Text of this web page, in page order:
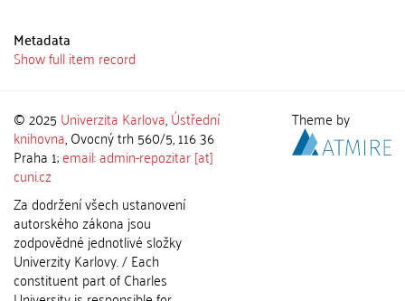
Metadata
Show full item record
© 2025 Univerzita Karlova,Ústřední
knihovna, Ovocný trh 560/5, 116 36
Praha 1;email: admin-repozitar [at]
cuni.cz
Za dodržení všech ustanovení
autorského zákona jsou
zodpovědné jednotlivé složky
Univerzity Karlovy. / Each
constituent part of Charles
Theme by